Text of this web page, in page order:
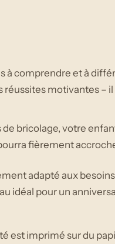
à comprendre et à
motivantes –
bricolage, votre
fièrement
adapté aux
idéal pour un
est imprimé sur du